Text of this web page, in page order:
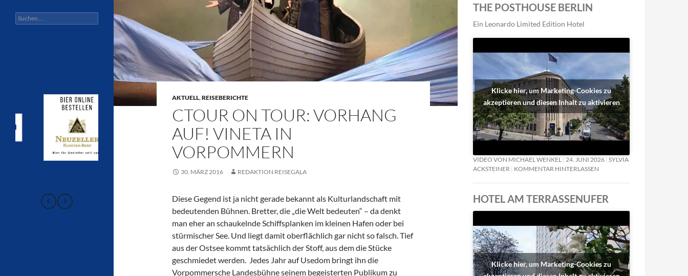
AKTUELL,REISEBERICHTE
CTOUR ON TOUR: VORHANG
AUF! VINETA IN
VORPOMMERN
30. MÄRZ 2016 REDAKTION REISEGALA
Diese Gegend ist ja nicht gerade bekannt als Kulturlandschaft mit
bedeutenden Bühnen. Bretter, die „die Welt bedeuten“ – da denkt
man eher an schaukelnde Schiffsplanken im kleinen Hafen oder bei
stürmischer See. Und liegt damit oberflächlich gar nicht so falsch. Tief
aus der Ostsee kommt tatsächlich der Stoff, aus dem die Stücke
geschmiedet werden. Jedes Jahr auf Usedom bringt ihn die
Vorpommersche Landesbühne seinem begeisterten Publikum zu
THE POSTHOUSE BERLIN
Ein Leonardo Limited Edition Hotel
Klicke hier, um Marketing-Cookies zu
akzeptieren und diesen Inhalt zu aktivieren
VIDEO VON MICHAEL WENKEL 24. JUNI 2026 SYLVIA
ACKSTEINER
KOMMENTAR HINTERLASSEN
HOTEL AM TERRASSENUFER
Klicke hier, um Marketing-Cookies zu
Suchen
nach: